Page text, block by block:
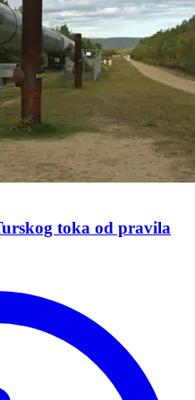
toka od pravila